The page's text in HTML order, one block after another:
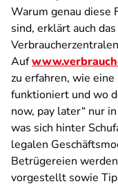
Warum genau diese
sind, erklärt auch
Auf
zu erfahren, wie
funktioniert und wo
now, pay later“ nur
was sich hinter
legalen
Betrügereien
vorgestellt sowie